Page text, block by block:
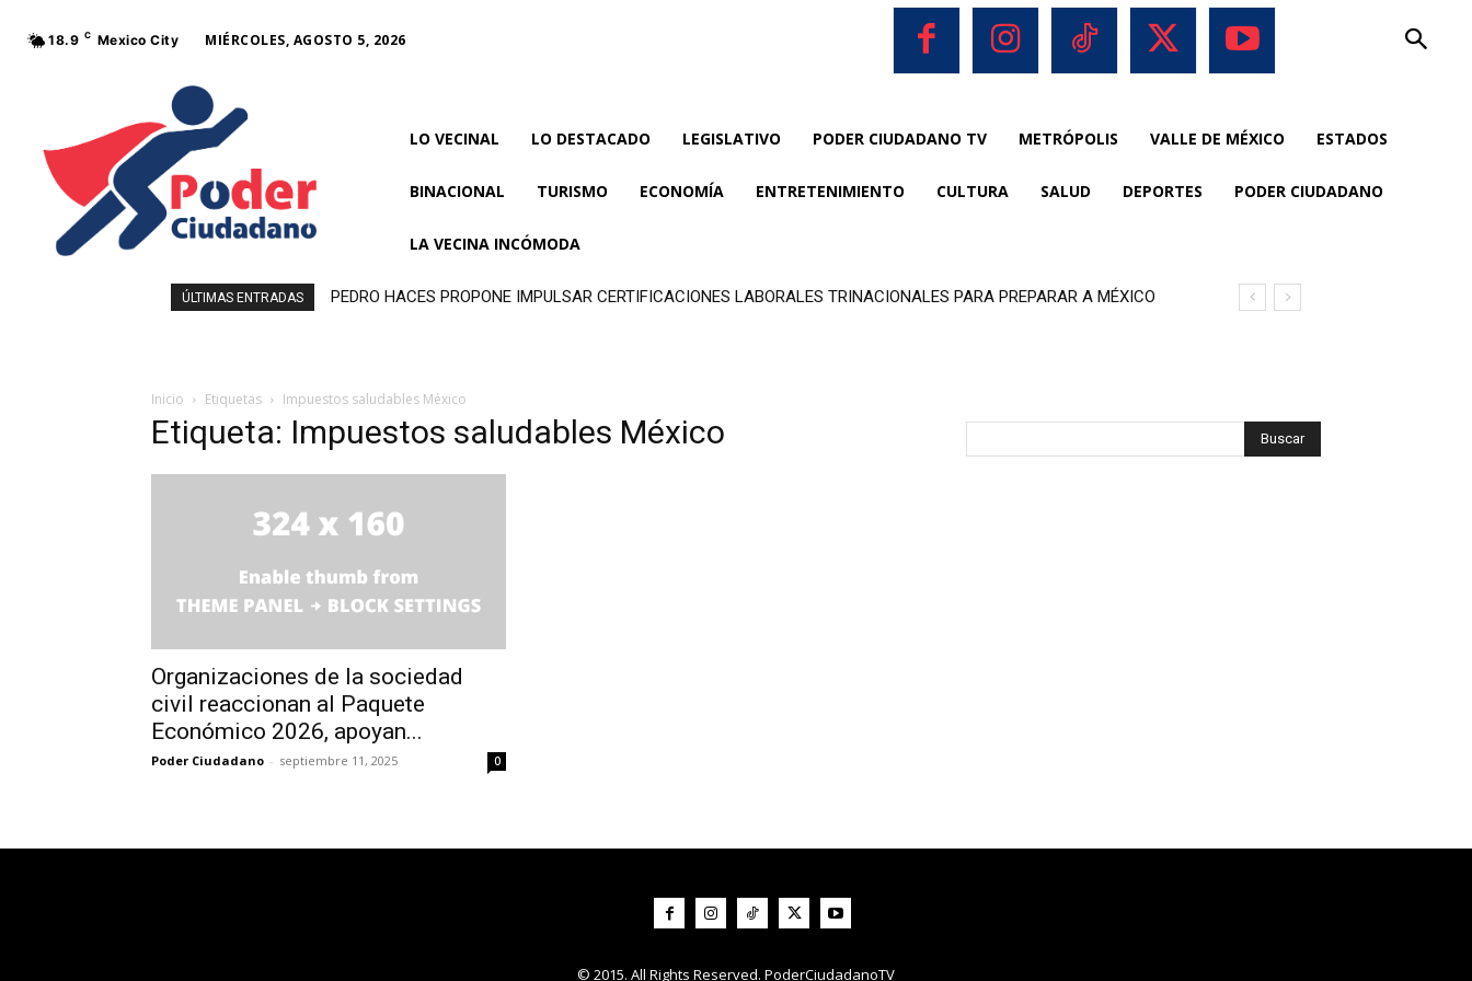
18.9 C Mexico City MIÉRCOLES, AGOSTO 5, 2026
LO VECINAL LO DESTACADO LEGISLATIVO PODER CIUDADANO TV METRÓPOLIS VALLE DE MÉXICO ESTADOS
BINACIONAL TURISMO ECONOMÍA ENTRETENIMIENTO CULTURA SALUD DEPORTES PODER CIUDADANO
LA VECINA INCÓMODA
ÚLTIMAS ENTRADAS
PEDRO HACES PROPONE IMPULSAR CERTIFICACIONES LABORALES TRINACIONALES PARA PREPARAR A MÉXICO
Inicio Etiquetas Impuestos saludables México
Etiqueta: Impuestos saludables México
Organizaciones de la sociedad
civil reaccionan al Paquete
Económico 2026, apoyan...
Poder Ciudadano - septiembre 11, 2025 0
© 2015. All Rights Reserved. PoderCiudadanoTV